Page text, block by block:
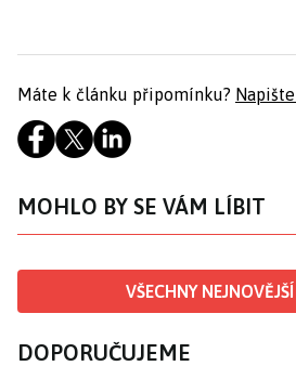
Máte k článku připomínku?
MOHLO BY SE VÁM LÍBIT
VŠECHNY
DOPORUČUJEME